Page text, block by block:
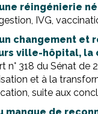
réingénierie
IVG,
changement
ville-hôpital, la
n° 318 du Sénat de
et à la
suite aux